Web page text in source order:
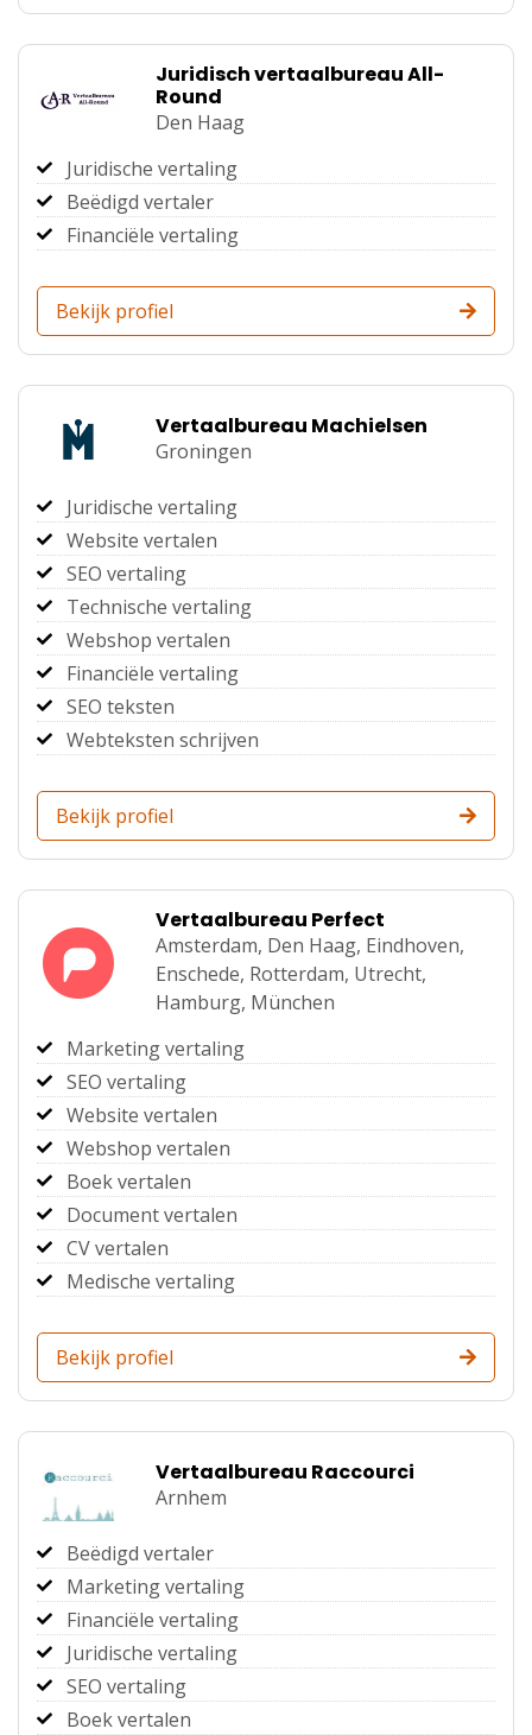
Juridisch vertaalbureau All-
Round
Den Haag
Juridische vertaling
Beëdigd vertaler
Financiële vertaling
Bekijk profiel
Vertaalbureau Machielsen
Groningen
Juridische vertaling
Website vertalen
SEO vertaling
Technische vertaling
Webshop vertalen
Financiële vertaling
SEO teksten
Webteksten schrijven
Bekijk profiel
Vertaalbureau Perfect
Amsterdam, Den Haag, Eindhoven,
Enschede, Rotterdam, Utrecht,
Hamburg, München
Marketing vertaling
SEO vertaling
Website vertalen
Webshop vertalen
Boek vertalen
Document vertalen
CV vertalen
Medische vertaling
Bekijk profiel
Vertaalbureau Raccourci
Arnhem
Beëdigd vertaler
Marketing vertaling
Financiële vertaling
Juridische vertaling
SEO vertaling
Boek vertalen